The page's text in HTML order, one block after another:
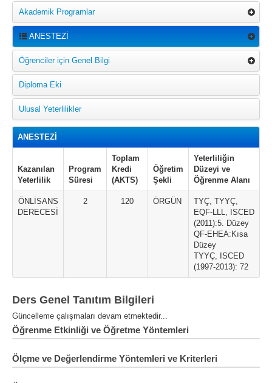
Akademik Programlar
ANESTEZİ
Öğrenciler için Genel Bilgi
Diploma Eki
Ulusal Yeterlilikler
ANESTEZİ
Kazanılan
Yeterlilik
Program
Süresi
Toplam
Kredi
(AKTS)
Öğretim
Şekli
Yeterliliğin
Düzeyi ve
Öğrenme Alanı
ÖNLİSANS
DERECESİ
2 120 ÖRGÜN
TYÇ, TYYÇ,
EQF-LLL, ISCED
(2011):5. Düzey
QF-EHEA:Kısa
Düzey
TYYÇ, ISCED
(1997-2013): 72
Ders Genel Tanıtım Bilgileri
Güncelleme çalışmaları devam etmektedir...
Öğrenme Etkinliği ve Öğretme Yöntemleri
Ölçme ve Değerlendirme Yöntemleri ve Kriterleri